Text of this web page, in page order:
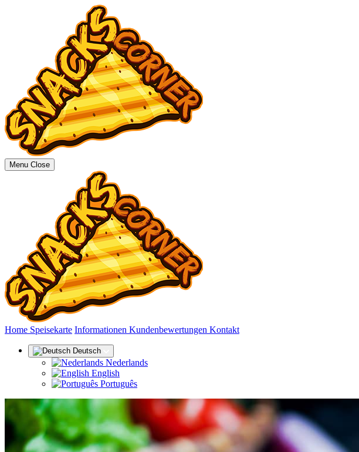
Menu Close
Home (aktuell)
Speisekarte Informationen Kundenbewertungen Kontakt
Deutsch
Nederlands
English
Português